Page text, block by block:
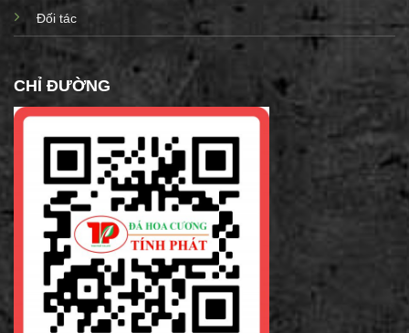
Đối tác
CHỈ ĐƯỜNG